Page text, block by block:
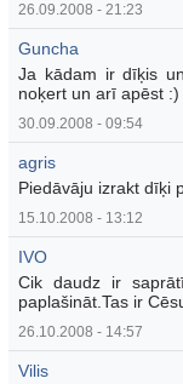
26.09.2008 - 21:23
Guncha
Ja kādam ir dīķis
noķert un arī apēst :)
30.09.2008 - 09:54
agris
Piedāvāju izrakt dīķi
15.10.2008 - 13:12
IVO
Cik daudz ir
paplašināt.Tas ir
26.10.2008 - 14:57
Vilis